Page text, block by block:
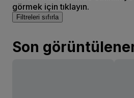
görmek için tıklayın.
Filtreleri sıfırla
Son